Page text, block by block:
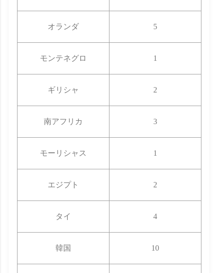
オランダ 5
モンテネグロ 1
ギリシャ 2
南アフリカ 3
モーリシャス 1
エジプト 2
タイ 4
韓国 10